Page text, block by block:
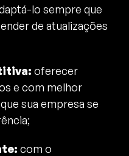
lo sempre que
de atualizações
oferecer
e com melhor
sua empresa se
com o